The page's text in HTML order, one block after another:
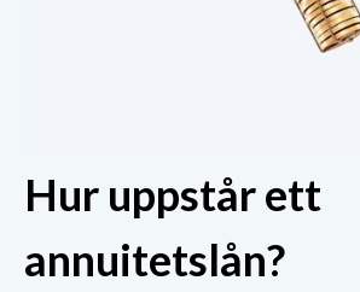
Hur uppstår ett
annuitetslån?